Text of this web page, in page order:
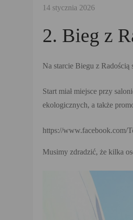
2. Bieg z
Na starcie Biegu z
Start miał miejsce przy
ekologicznych, a także
https://www.facebook.com/
Musimy zdradzić, że kilka